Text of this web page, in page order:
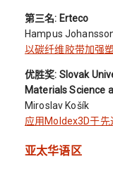
第三名: Erteco
Hampus
以碳纤维胶带加强
优胜奖: Slovak
Materials Science
Miroslav Košík
应用Moldex3D于
亚太华语区